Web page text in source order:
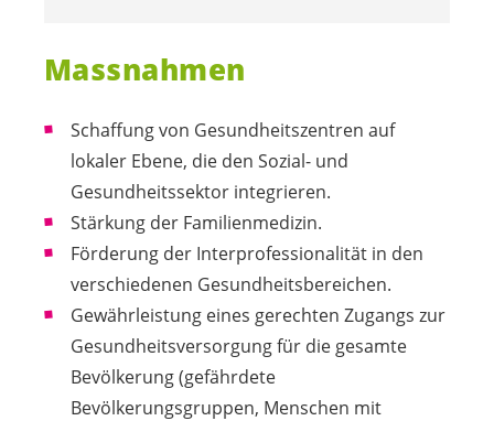
Massnahmen
Schaffung von Gesundheitszentren auf
lokaler Ebene, die den Sozial- und
Gesundheitssektor integrieren.
Stärkung der Familienmedizin.
Förderung der Interprofessionalität in den
verschiedenen Gesundheitsbereichen.
Gewährleistung eines gerechten Zugangs zur
Gesundheitsversorgung für die gesamte
Bevölkerung (gefährdete
Bevölkerungsgruppen, Menschen mit